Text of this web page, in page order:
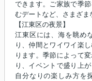
できます。ご家族で季
むデートなど、さまざま
【江東区の夜景】
江東区には、海を眺め
り、仲間とワイワイ楽
ります。季節によって
り、イベントで盛り上
自分なりの楽しみ方を